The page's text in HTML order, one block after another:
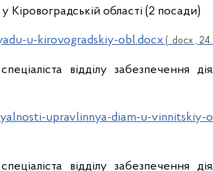
області (2 посади)
u-kirovogradskiy-obl.docx ( .docx ,
відділу забезпечення
upravlinnya-diam-u-vinnitskiy-
відділу забезпечення